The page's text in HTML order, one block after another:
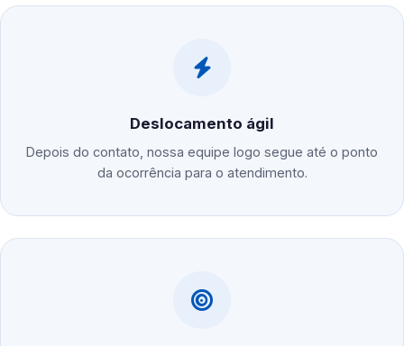
Deslocamento ágil
Depois do contato, nossa equipe logo segue até o ponto
da ocorrência para o atendimento.